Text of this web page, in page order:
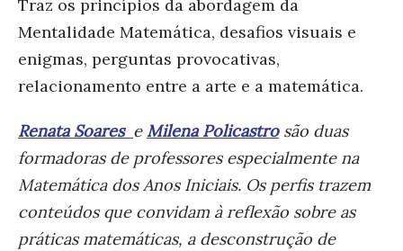
Traz os princípios da abordagem da
Mentalidade Matemática, desafios visuais e
enigmas, perguntas provocativas,
relacionamento entre a arte e a matemática.
Renata Soares e Milena Policastro são duas
formadoras de professores especialmente na
Matemática dos Anos Iniciais. Os perfis trazem
conteúdos que convidam à reflexão sobre as
práticas matemáticas, a desconstrução de